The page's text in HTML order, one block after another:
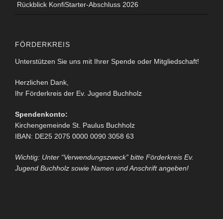
Rückblick KonfiStarter-Abschluss 2026
FÖRDERKREIS
Unterstützen Sie uns mit Ihrer Spende oder Mitgliedschaft!
Herzlichen Dank,
Ihr Förderkreis der Ev. Jugend Buchholz
Spendenkonto:
Kirchengemeinde St. Paulus Buchholz
IBAN: DE25 2075 0000 0090 3058 63
Wichtig: Unter “Verwendungszweck” bitte Förderkreis Ev.
Jugend Buchholz sowie Namen und Anschrift angeben!